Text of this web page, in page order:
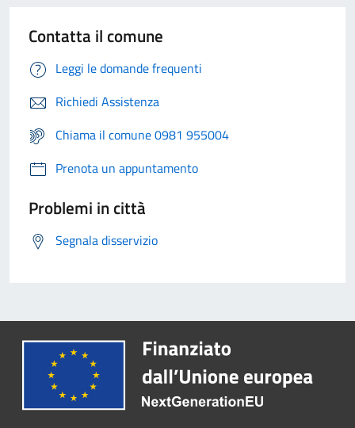
Contatta il comune
Leggi le domande frequenti
Richiedi Assistenza
Chiama il comune 0981 955004
Prenota un appuntamento
Problemi in città
Segnala disservizio